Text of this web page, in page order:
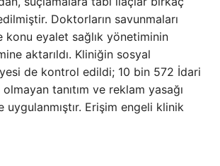
Doktorların savunmaları
eyalet sağlık yönetiminin
aktarıldı. Kliniğin sosyal
de kontrol edildi; 10 bin 572 İdari
tanıtım ve reklam yasağı
uygulanmıştır. Erişim engeli klinik